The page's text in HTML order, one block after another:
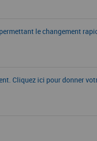
le changement
Cliquez ici pour donner